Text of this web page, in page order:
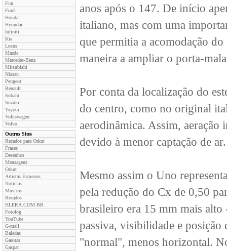
Fiat
Ford
Honda
Hyundai
Infiniti
Kia
Lexus
Mazda
Mercedes-Benz
Mitsubishi
Nissan
Peugeot
Renault
Subaru
Suzuki
Toyota
Volkswagen
Volvo
Outros Sites
Recados para Orkut
Frases
Desenhos
Mensagens
Orkut
Artistas Famosos
Noticias
Musicas
Recados
HLERA.COM.BR
Fotolog
YouTube
G-mail
Baladas
Garotas
Gaspar
anos após o 147. De início
italiano, mas com uma
que permitia a acomodação
maneira a ampliar o porta-
Por conta da localização do
do centro, como no original
aerodinâmica. Assim, aeração
devido à menor captação de ar.
Mesmo assim o Uno
pela redução do Cx de 0,50
brasileiro era 15 mm mais alto
passiva, visibilidade e posição
"normal", menos horizontal.